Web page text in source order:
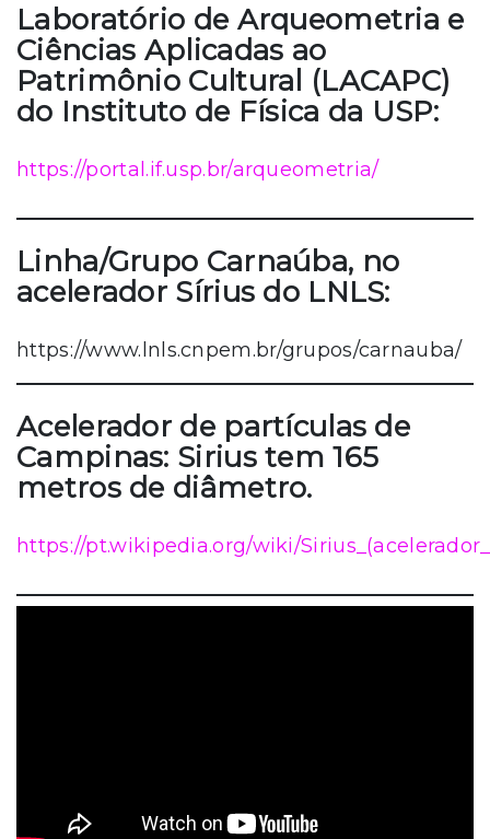
Laboratório de Arqueometria e
Ciências Aplicadas ao
Patrimônio Cultural (LACAPC)
do Instituto de Física da USP:
https://portal.if.usp.br/arqueometria/
Linha/Grupo Carnaúba, no
acelerador Sírius do LNLS:
https://www.lnls.cnpem.br/grupos/carnauba/
Acelerador de partículas de
Campinas: Sirius tem 165
metros de diâmetro.
https://pt.wikipedia.org/wiki/